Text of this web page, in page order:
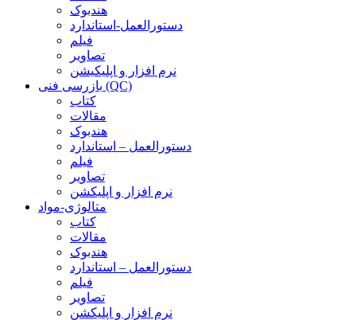
هندبوک
دستورالعمل-استاندارد
فیلم
تصاویر
نرم افزار و اپلیکیشن
بازرسی فنی (QC)
کتاب
مقالات
هندبوک
دستورالعمل – استاندارد
فیلم
تصاویر
نرم افزار و اپلیکشن
متالوژی-مواد
کتاب
مقالات
هندبوک
دستورالعمل – استاندارد
فیلم
تصاویر
نرم افزار و اپلیکشن